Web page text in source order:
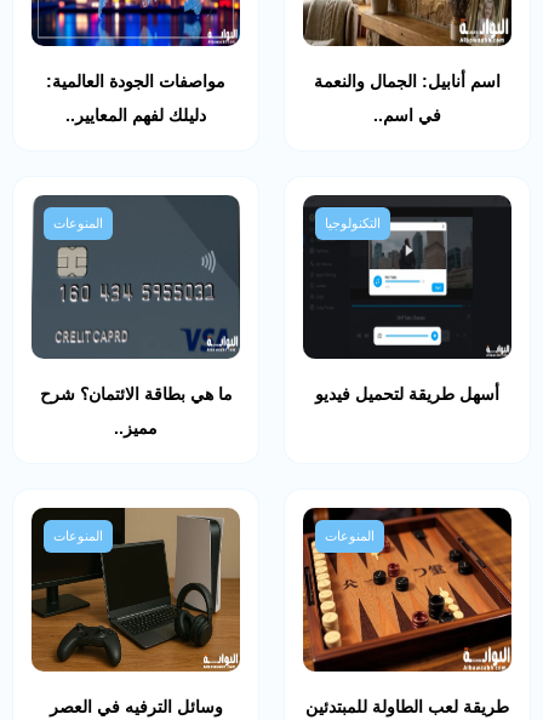
اسم أنابيل: الجمال والنعمة
في اسم..
مواصفات الجودة العالمية:
دليلك لفهم المعايير..
التكنولوجيا
أسهل طريقة لتحميل فيديو
المنوعات
ما هي بطاقة الائتمان؟ شرح
مميز..
المنوعات
طريقة لعب الطاولة للمبتدئين
المنوعات
وسائل الترفيه في العصر